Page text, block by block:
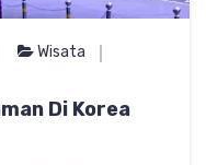
Wisata
Di Korea